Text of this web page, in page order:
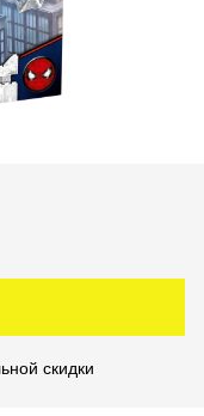
скидки